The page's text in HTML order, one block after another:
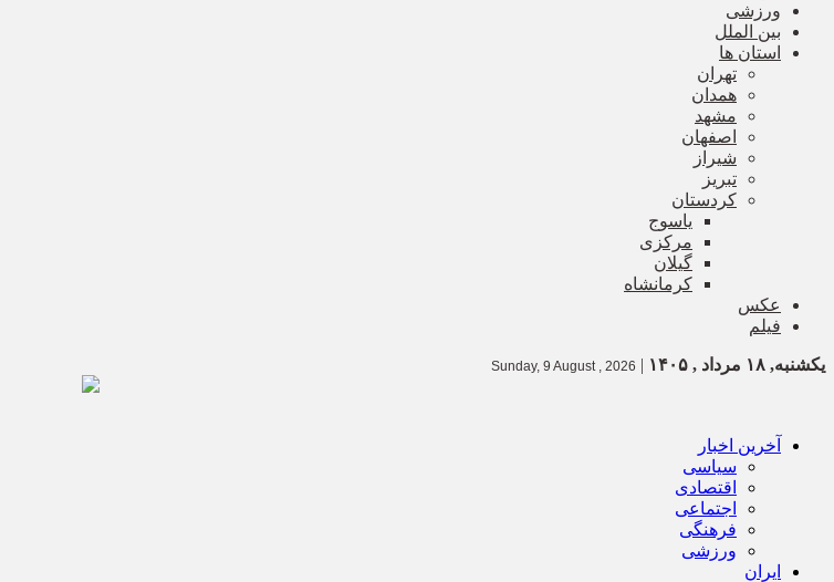
ورزشی
بین الملل
استان ها
تهران
همدان
مشهد
اصفهان
شیراز
تبریز
کردستان
یاسوج
مرکزی
گیلان
کرمانشاه
عکس
فیلم
یکشنبه, ۱۸ مرداد , ۱۴۰۵ |
Sunday, 9 August , 2026
آخرین اخبار
سیاسی
اقتصادی
اجتماعی
فرهنگی
ورزشی
ایران